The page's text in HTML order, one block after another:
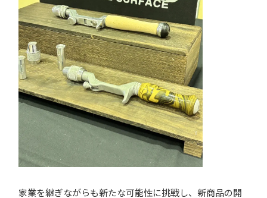
家業を継ぎながらも新たな可能性に挑戦し、新商品の開